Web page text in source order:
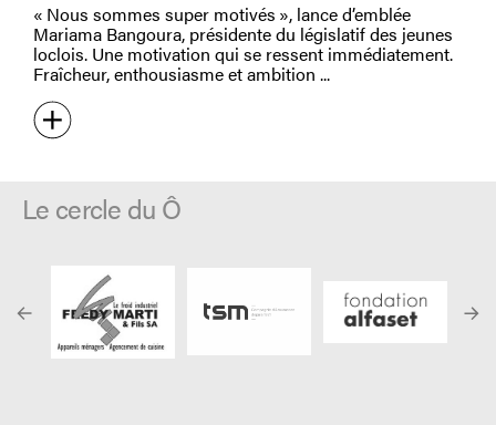
« Nous sommes super motivés », lance d’emblée
Mariama Bangoura, présidente du législatif des jeunes
loclois. Une motivation qui se ressent immédiatement.
Fraîcheur, enthousiasme et ambition
Le cercle du Ô